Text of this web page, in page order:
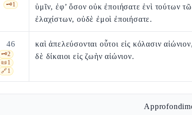
🗝️1
ὑμῖν, ἐφ’ ὅσον οὐκ ἐποιήσατε ἑνὶ τούτων
ἐλαχίστων, οὐδὲ ἐμοὶ ἐποιήσατε.
46
🗝️2
📜1
🔗1
καὶ ἀπελεύσονται οὗτοι εἰς κόλασιν
δὲ δίκαιοι εἰς ζωὴν αἰώνιον.